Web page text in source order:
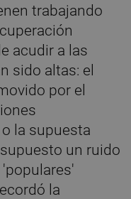
trabajando
acudir a las
sido altas: el
por el
la supuesta
supuesto un ruido
la